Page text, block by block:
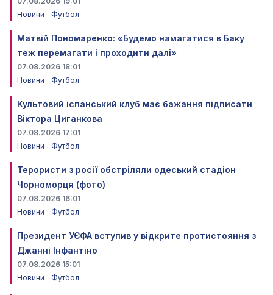
Новини
Футбол
Матвій Пономаренко: «Будемо намагатися в Баку
теж перемагати і проходити далі»
07.08.2026 18:01
Новини
Футбол
Культовий іспанський клуб має бажання підписати
Віктора Циганкова
07.08.2026 17:01
Новини
Футбол
Терористи з росії обстріляли одеський стадіон
Чорноморця (фото)
07.08.2026 16:01
Новини
Футбол
Президент УЄФА вступив у відкрите протистояння з
Джанні Інфантіно
07.08.2026 15:01
Новини
Футбол